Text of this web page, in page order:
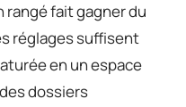
fait gagner du
réglages suffisent
en un espace
dossiers